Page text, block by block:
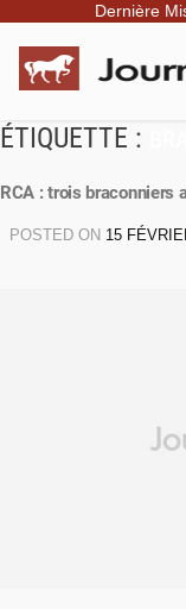
Dernière
ÉTIQUETTE :
RCA : trois braconniers
POSTED ON 15